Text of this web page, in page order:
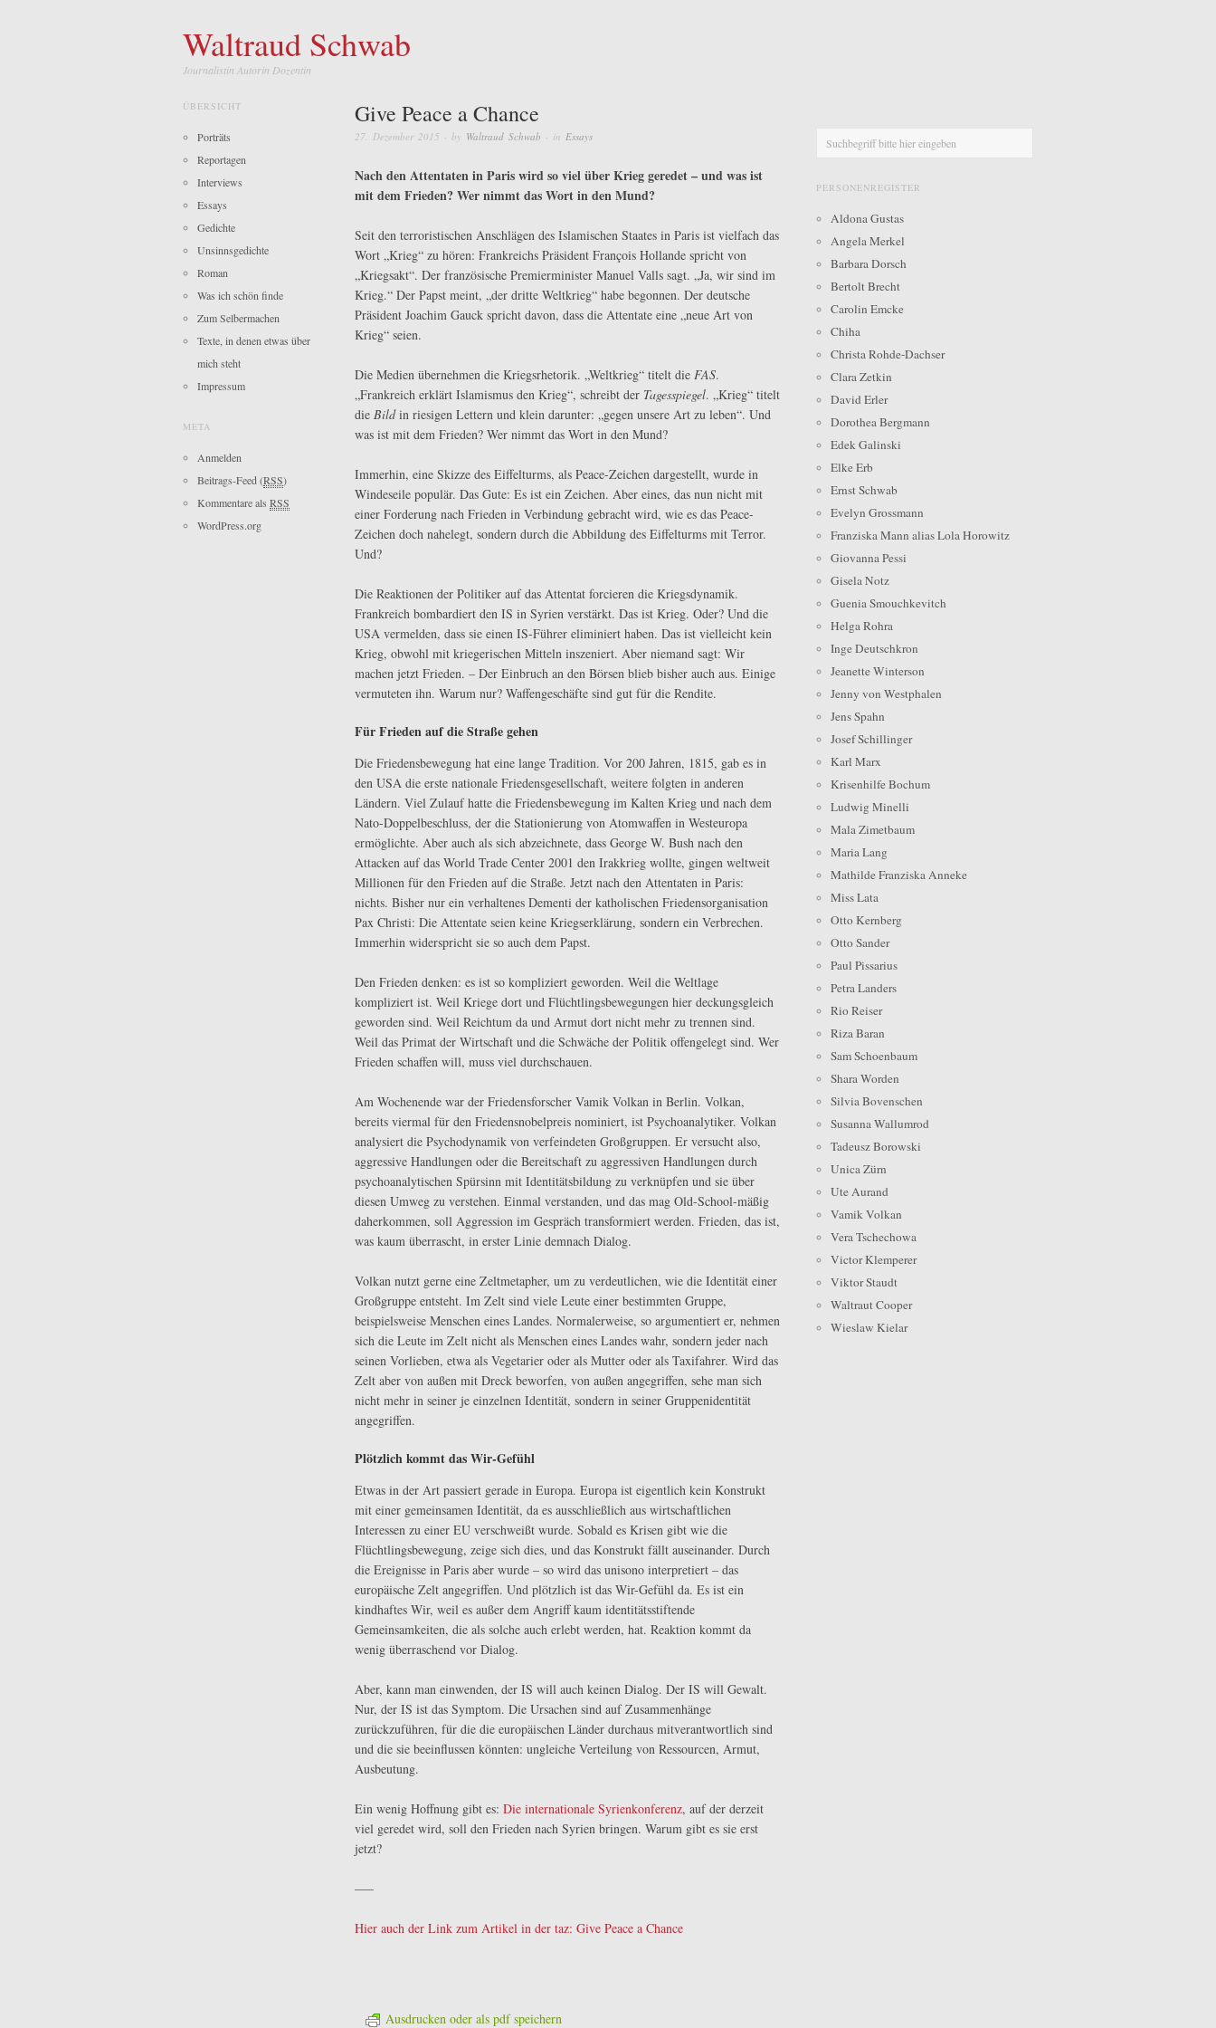
Waltraud Schwab
Journalistin Autorin Dozentin
Give Peace a Chance
27. Dezember 2015 · by Waltraud Schwab · in Essays
Nach den Attentaten in Paris wird so viel über Krieg geredet – und was ist
mit dem Frieden? Wer nimmt das Wort in den Mund?
Seit den terroristischen Anschlägen des Islamischen Staates in Paris ist vielfach das
Wort „Krieg“ zu hören: Frankreichs Präsident François Hollande spricht von
„Kriegsakt“. Der französische Premierminister Manuel Valls sagt. „Ja, wir sind im
Krieg.“ Der Papst meint, „der dritte Weltkrieg“ habe begonnen. Der deutsche
Präsident Joachim Gauck spricht davon, dass die Attentate eine „neue Art von
Krieg“ seien.
Die Medien übernehmen die Kriegsrhetorik. „Weltkrieg“ titelt die FAS.
„Frankreich erklärt Islamismus den Krieg“, schreibt der Tagesspiegel. „Krieg“ titelt
die Bildin riesigen Lettern und klein darunter: „gegen unsere Art zu leben“. Und
was ist mit dem Frieden? Wer nimmt das Wort in den Mund?
Immerhin, eine Skizze des Eiffelturms, als Peace-Zeichen dargestellt, wurde in
Windeseile populär. Das Gute: Es ist ein Zeichen. Aber eines, das nun nicht mit
einer Forderung nach Frieden in Verbindung gebracht wird, wie es das Peace-
Zeichen doch nahelegt, sondern durch die Abbildung des Eiffelturms mit Terror.
Und?
Die Reaktionen der Politiker auf das Attentat forcieren die Kriegsdynamik.
Frankreich bombardiert den IS in Syrien verstärkt. Das ist Krieg. Oder? Und die
USA vermelden, dass sie einen IS-Führer eliminiert haben. Das ist vielleicht kein
Krieg, obwohl mit kriegerischen Mitteln inszeniert. Aber niemand sagt: Wir
machen jetzt Frieden. – Der Einbruch an den Börsen blieb bisher auch aus. Einige
vermuteten ihn. Warum nur? Waffengeschäfte sind gut für die Rendite.
Für Frieden auf die Straße gehen
Die Friedensbewegung hat eine lange Tradition. Vor 200 Jahren, 1815, gab es in
den USA die erste nationale Friedensgesellschaft, weitere folgten in anderen
Ländern. Viel Zulauf hatte die Friedensbewegung im Kalten Krieg und nach dem
Nato-Doppelbeschluss, der die Stationierung von Atomwaffen in Westeuropa
ermöglichte. Aber auch als sich abzeichnete, dass George W. Bush nach den
Attacken auf das World Trade Center 2001 den Irakkrieg wollte, gingen weltweit
Millionen für den Frieden auf die Straße. Jetzt nach den Attentaten in Paris:
nichts. Bisher nur ein verhaltenes Dementi der katholischen Friedensorganisation
Pax Christi: Die Attentate seien keine Kriegserklärung, sondern ein Verbrechen.
Immerhin widerspricht sie so auch dem Papst.
Den Frieden denken: es ist so kompliziert geworden. Weil die Weltlage
kompliziert ist. Weil Kriege dort und Flüchtlingsbewegungen hier deckungsgleich
geworden sind. Weil Reichtum da und Armut dort nicht mehr zu trennen sind.
Weil das Primat der Wirtschaft und die Schwäche der Politik offengelegt sind. Wer
Frieden schaffen will, muss viel durchschauen.
Am Wochenende war der Friedensforscher Vamik Volkan in Berlin. Volkan,
bereits viermal für den Friedensnobelpreis nominiert, ist Psychoanalytiker. Volkan
analysiert die Psychodynamik von verfeindeten Großgruppen. Er versucht also,
aggressive Handlungen oder die Bereitschaft zu aggressiven Handlungen durch
psychoanalytischen Spürsinn mit Identitätsbildung zu verknüpfen und sie über
diesen Umweg zu verstehen. Einmal verstanden, und das mag Old-School-mäßig
daherkommen, soll Aggression im Gespräch transformiert werden. Frieden, das ist,
was kaum überrascht, in erster Linie demnach Dialog.
Volkan nutzt gerne eine Zeltmetapher, um zu verdeutlichen, wie die Identität einer
Großgruppe entsteht. Im Zelt sind viele Leute einer bestimmten Gruppe,
beispielsweise Menschen eines Landes. Normalerweise, so argumentiert er, nehmen
sich die Leute im Zelt nicht als Menschen eines Landes wahr, sondern jeder nach
seinen Vorlieben, etwa als Vegetarier oder als Mutter oder als Taxifahrer. Wird das
Zelt aber von außen mit Dreck beworfen, von außen angegriffen, sehe man sich
nicht mehr in seiner je einzelnen Identität, sondern in seiner Gruppenidentität
angegriffen.
Plötzlich kommt das Wir-Gefühl
Etwas in der Art passiert gerade in Europa. Europa ist eigentlich kein Konstrukt
mit einer gemeinsamen Identität, da es ausschließlich aus wirtschaftlichen
Interessen zu einer EU verschweißt wurde. Sobald es Krisen gibt wie die
Flüchtlingsbewegung, zeige sich dies, und das Konstrukt fällt auseinander. Durch
die Ereignisse in Paris aber wurde – so wird das unisono interpretiert – das
europäische Zelt angegriffen. Und plötzlich ist das Wir-Gefühl da. Es ist ein
kindhaftes Wir, weil es außer dem Angriff kaum identitätsstiftende
Gemeinsamkeiten, die als solche auch erlebt werden, hat. Reaktion kommt da
wenig überraschend vor Dialog.
Aber, kann man einwenden, der IS will auch keinen Dialog. Der IS will Gewalt.
Nur, der IS ist das Symptom. Die Ursachen sind auf Zusammenhänge
zurückzuführen, für die die europäischen Länder durchaus mitverantwortlich sind
und die sie beeinflussen könnten: ungleiche Verteilung von Ressourcen, Armut,
Ausbeutung.
Ein wenig Hoffnung gibt es: Die internationale Syrienkonferenz, auf der derzeit
viel geredet wird, soll den Frieden nach Syrien bringen. Warum gibt es sie erst
jetzt?
—–
Hier auch der Link zum Artikel in der taz: Give Peace a Chance
Ausdrucken oder als pdf speichern
ÜBERSICHT
Porträts
Reportagen
Interviews
Essays
Gedichte
Unsinnsgedichte
Roman
Was ich schön finde
Zum Selbermachen
Texte, in denen etwas über
mich steht
Impressum
META
Anmelden
Beitrags-Feed (RSS)
Kommentare als RSS
WordPress.org
PERSONENREGISTER
Aldona Gustas
Angela Merkel
Barbara Dorsch
Bertolt Brecht
Carolin Emcke
Chiha
Christa Rohde-Dachser
Clara Zetkin
David Erler
Dorothea Bergmann
Edek Galinski
Elke Erb
Ernst Schwab
Evelyn Grossmann
Franziska Mann alias Lola Horowitz
Giovanna Pessi
Gisela Notz
Guenia Smouchkevitch
Helga Rohra
Inge Deutschkron
Jeanette Winterson
Jenny von Westphalen
Jens Spahn
Josef Schillinger
Karl Marx
Krisenhilfe Bochum
Ludwig Minelli
Mala Zimetbaum
Maria Lang
Mathilde Franziska Anneke
Miss Lata
Otto Kernberg
Otto Sander
Paul Pissarius
Petra Landers
Rio Reiser
Riza Baran
Sam Schoenbaum
Shara Worden
Silvia Bovenschen
Susanna Wallumrod
Tadeusz Borowski
Unica Zürn
Ute Aurand
Vamik Volkan
Vera Tschechowa
Victor Klemperer
Viktor Staudt
Waltraut Cooper
Wieslaw Kielar